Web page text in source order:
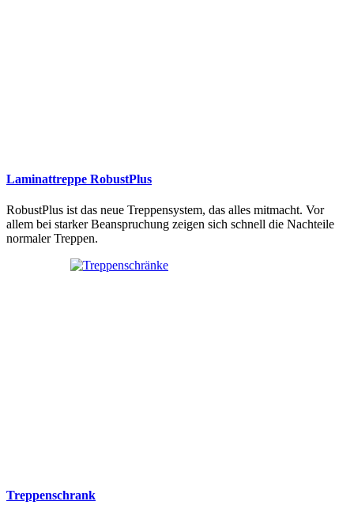
Laminattreppe RobustPlus
RobustPlus ist das neue Treppensystem, das alles mitmacht. Vor
allem bei starker Beanspruchung zeigen sich schnell die Nachteile
normaler Treppen.
Treppenschrank